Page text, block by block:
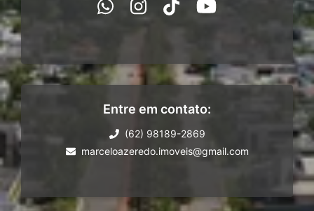
Entre em contato:
(62) 98189-2869
marceloazeredo.imoveis@gmail.com